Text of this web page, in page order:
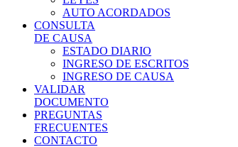
AUTO ACORDADOS
CONSULTA
DE CAUSA
ESTADO DIARIO
INGRESO DE ESCRITOS
INGRESO DE CAUSA
VALIDAR
DOCUMENTO
PREGUNTAS
FRECUENTES
CONTACTO